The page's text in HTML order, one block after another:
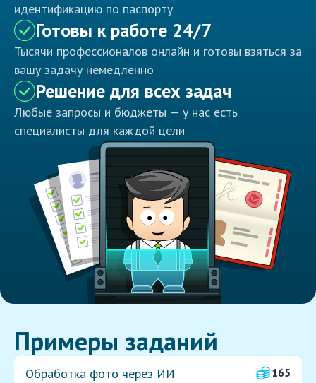
идентификацию по паспорту
Готовы к работе 24/7
Тысячи профессионалов онлайн и готовы взяться за
вашу задачу немедленно
Решение для всех задач
Любые запросы и бюджеты — у нас есть
специалисты для каждой цели
Примеры заданий
Обработка фото через ИИ
165